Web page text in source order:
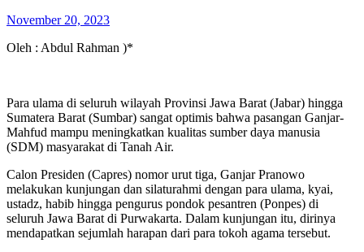
November 20, 2023
Oleh : Abdul Rahman )*
Para ulama di seluruh wilayah Provinsi Jawa Barat (Jabar) hingga
Sumatera Barat (Sumbar) sangat optimis bahwa pasangan Ganjar-
Mahfud mampu meningkatkan kualitas sumber daya manusia
(SDM) masyarakat di Tanah Air.
Calon Presiden (Capres) nomor urut tiga, Ganjar Pranowo
melakukan kunjungan dan silaturahmi dengan para ulama, kyai,
ustadz, habib hingga pengurus pondok pesantren (Ponpes) di
seluruh Jawa Barat di Purwakarta. Dalam kunjungan itu, dirinya
mendapatkan sejumlah harapan dari para tokoh agama tersebut.